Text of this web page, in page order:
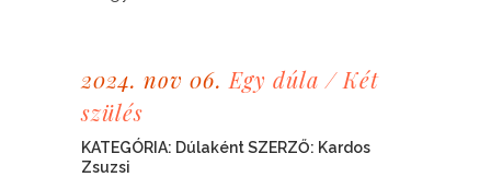
2024. nov 06. Egy dúla / Két
szülés
KATEGÓRIA: DúlakéntSZERZŐ: Kardos
Zsuzsi